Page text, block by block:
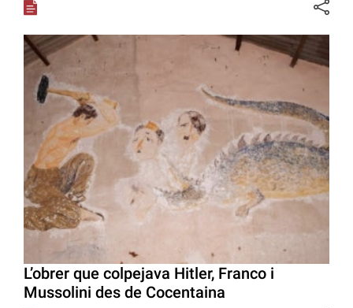
L’obrer que colpejava Hitler, Franco i
Mussolini des de Cocentaina